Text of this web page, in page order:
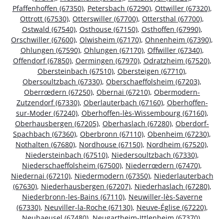
Pfaffenhoffen (67350), Petersbach (67290), Ottwiller (67320),
Ottrott (67530), Otterswiller (67700), Ottersthal (67700),
Ostwald (67540), Osthouse (67150), Osthoffen (67990),
Orschwiller (67600), Olwisheim (67170), Ohnenheim (67390),
Ohlungen (67590), Ohlungen (67170), Offwiller (67340),
Offendorf (67850), Oermingen (67970), Odratzheim (67520),
Obersteinbach (67510), Obersteigen (67710),
Obersoultzbach (67330), Oberschaeffolsheim (67203),
Oberrœdern (67250), Obernai (67210), Obermodern-
Zutzendorf (67330), Oberlauterbach (67160), Oberhoffen-
sur-Moder (67240), Oberhoffen-lès-Wissembourg (67160),
Oberhausbergen (67205), Oberhaslach (67280), Oberdorf-
Spachbach (67360), Oberbronn (67110), Obenheim (67230),
Nothalten (67680), Nordhouse (67150), Nordheim (67520),
Niedersteinbach (67510), Niedersoultzbach (67330),
Niederschaeffolsheim (67500), Niederrœdern (67470),
Niedernai (67210), Niedermodern (67350), Niederlauterbach
(67630), Niederhausbergen (67207), Niederhaslach (67280),
Niederbronn-les-Bains (67110), Neuwiller-lès-Saverne
(67330), Neuviller-la-Roche (67130), Neuve-Église (67220),